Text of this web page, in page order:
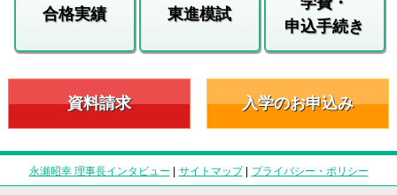
合格実績 東進模試
申込手続き
資料請求 入学のお申込み
永瀬昭幸 理事長インタビュー | サイトマップ| プライバシー・ポリシー